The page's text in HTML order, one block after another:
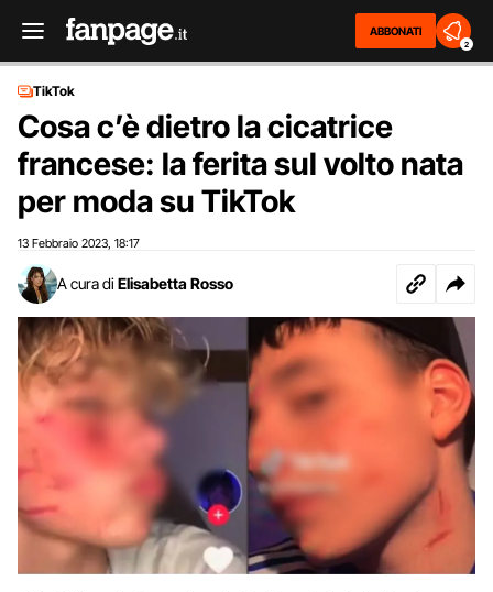
ABBONATI
2
TikTok
Cosa c’è dietro la cicatrice
francese: la ferita sul volto nata
per moda su TikTok
13 Febbraio 2023 18:17
A cura di Elisabetta Rosso